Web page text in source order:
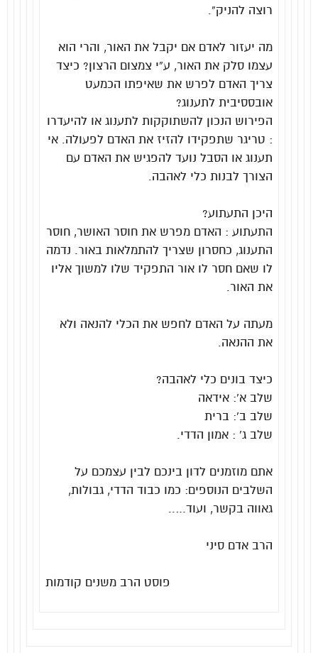
רוצה להניק”.
מה יעזור לאדם אם יקבל את האור, והרי הוא
עצמו סלק את האור, ע”י צמצום הרצון? כיצד
צריך האדם לפרש את שאיפתו הכמעט
אובססיבית לתענוג?
הפירוש הנכון להשתוקקות לתענוג או להיעדרו
: טריגר שתפקידו להזיז את האדם לפעולה. אי
תענוג או הסבל נועד להפגיש את האדם עם
הצורך לבנות כלי לאהבה.
היכן התעתוע?
התעתוע : האדם מפרש את חוסר האושר, חוסר
התענוג, כחסרון שצריך להתמלאות באור. נדמה
לו שאם חסר לו אור התפקיד שלו למשוך אליו
את האור.
מעתה על האדם לחפש את הכלי להנאה ולא
את ההנאה.
כיצד בונים כלי לאהבה?
שלב א’: אידאה
שלב ב’: ברית
שלב ג’ : אמון הדדי.
אתם מוזמנים לדון בינכם לבין עצמכם על
השלבים הנוספים: כמו כבוד הדדי, גבולות,
גאווה בקשר, ועוד…..
הרב אדם סיני
פוסט הרב משנים קודמות